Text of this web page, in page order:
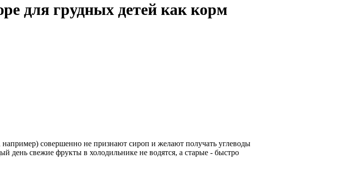
для грудных детей как корм
совершенно не признают сироп и желают получать углеводы
день свежие фрукты в холодильнике не водятся, а старые - быстро